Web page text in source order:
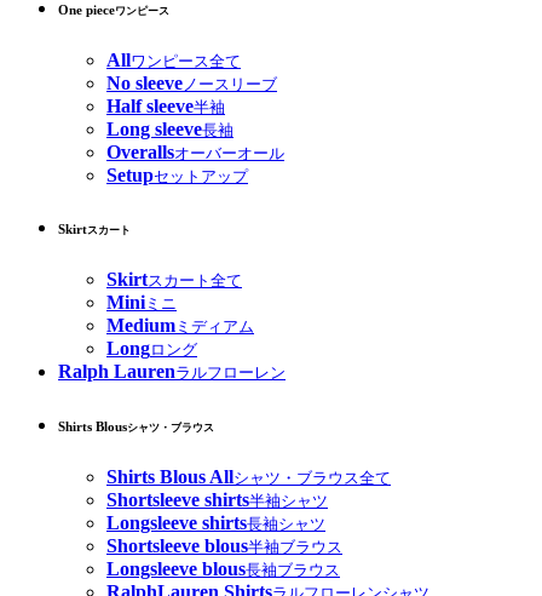
One pieceワンピース
Allワンピース全て
No sleeve ノースリーブ
Half sleeve半袖
Long sleeve長袖
Overallsオーバーオール
Setupセットアップ
Skirtスカート
Skirtスカート全て
Miniミニ
Medium ミディアム
Longロング
Ralph Laurenラルフローレン
Shirts Blousシャツ・ブラウス
Shirts Blous Allシャツ・ブラウス全て
Shortsleeve shirts半袖シャツ
Longsleeve shirts長袖シャツ
Shortsleeve blous半袖ブラウス
Longsleeve blous長袖ブラウス